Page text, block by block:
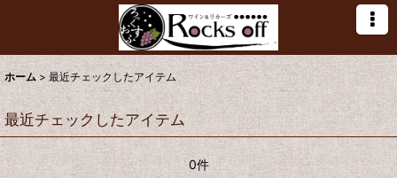
ホーム > 最近チェックしたアイテム
最近チェックしたアイテム
0件